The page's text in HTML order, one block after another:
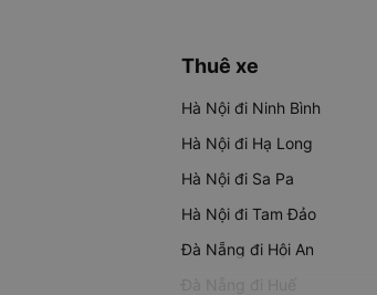
Thuê xe
Hà Nội đi Ninh Bình
Hà Nội đi Hạ Long
Hà Nội đi Sa Pa
Hà Nội đi Tam Đảo
Đà Nẵng đi Hội An
Đà Nẵng đi Huế